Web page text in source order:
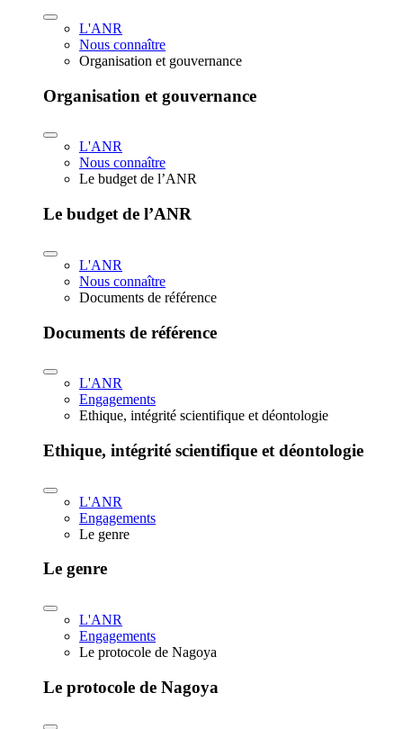
L'ANR
Nous connaître
Organisation et gouvernance
Organisation et gouvernance
L'ANR
Nous connaître
Le budget de l’ANR
Le budget de l’ANR
L'ANR
Nous connaître
Documents de référence
Documents de référence
L'ANR
Engagements
Ethique, intégrité scientifique et déontologie
Ethique, intégrité scientifique et déontologie
L'ANR
Engagements
Le genre
Le genre
L'ANR
Engagements
Le protocole de Nagoya
Le protocole de Nagoya